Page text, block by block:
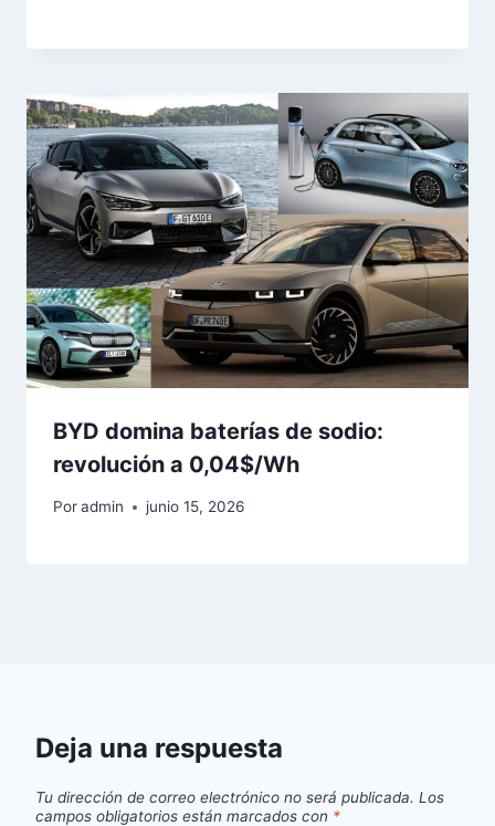
BYD domina baterías de sodio:
revolución a 0,04$/Wh
Poradmin junio 15, 2026
Deja una respuesta
Tu dirección de correo electrónico no será publicada. Los
campos obligatorios están marcados con *